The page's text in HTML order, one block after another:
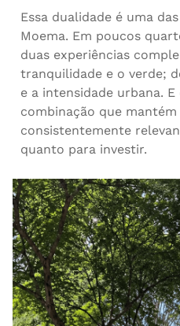
Essa dualidade é uma
Moema. Em poucos
duas experiências
tranquilidade e o verde;
e a intensidade urbana.
combinação que mantém
consistentemente
quanto para investir.